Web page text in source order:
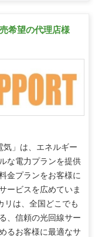
希望の代理店様
気」は、エネルギー
な電力プランを提供
金プランをお客様に
ービスを広めていま
リは、全国どこでも
、信頼の光回線サー
るお客様に最適なサ